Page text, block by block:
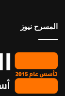
المسرح نيوز